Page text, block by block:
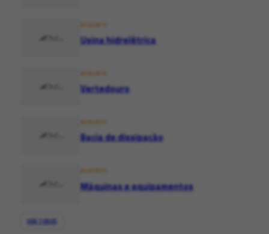
ASSUNTO
Usina hidrelétrica
ASSUNTO
Vertedouro
ASSUNTO
Bacia de dissipação
ASSUNTO
Máquinas e equipamentos
VER TODOS